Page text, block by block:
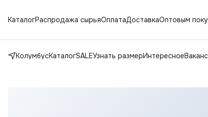
КаталогРаспродажа сырьяОплатаДоставкаОптовым
КолумбусКаталогSALEУзнать размерИнтересное